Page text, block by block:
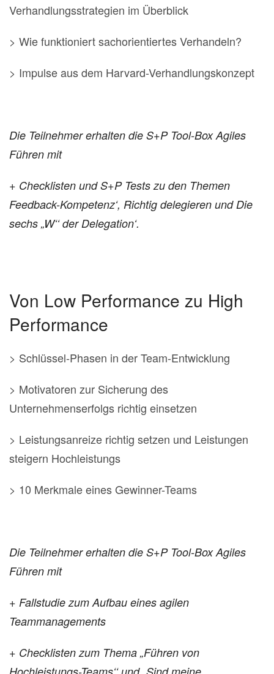
Verhandlungsstrategien im Überblick
> Wie funktioniert sachorientiertes Verhandeln?
> Impulse aus dem Harvard-Verhandlungskonzept
Die Teilnehmer erhalten die S+P Tool-Box Agiles
Führen mit
+ Checklisten und S+P Tests zu den Themen
Feedback-Kompetenz‘, Richtig delegieren und Die
sechs „W‘‘ der Delegation‘.
Von Low Performance zu High
Performance
> Schlüssel-Phasen in der Team-Entwicklung
> Motivatoren zur Sicherung des
Unternehmenserfolgs richtig einsetzen
> Leistungsanreize richtig setzen und Leistungen
steigern Hochleistungs
> 10 Merkmale eines Gewinner-Teams
Die Teilnehmer erhalten die S+P Tool-Box Agiles
Führen mit
+ Fallstudie zum Aufbau eines agilen
Teammanagements
+ Checklisten zum Thema „Führen von